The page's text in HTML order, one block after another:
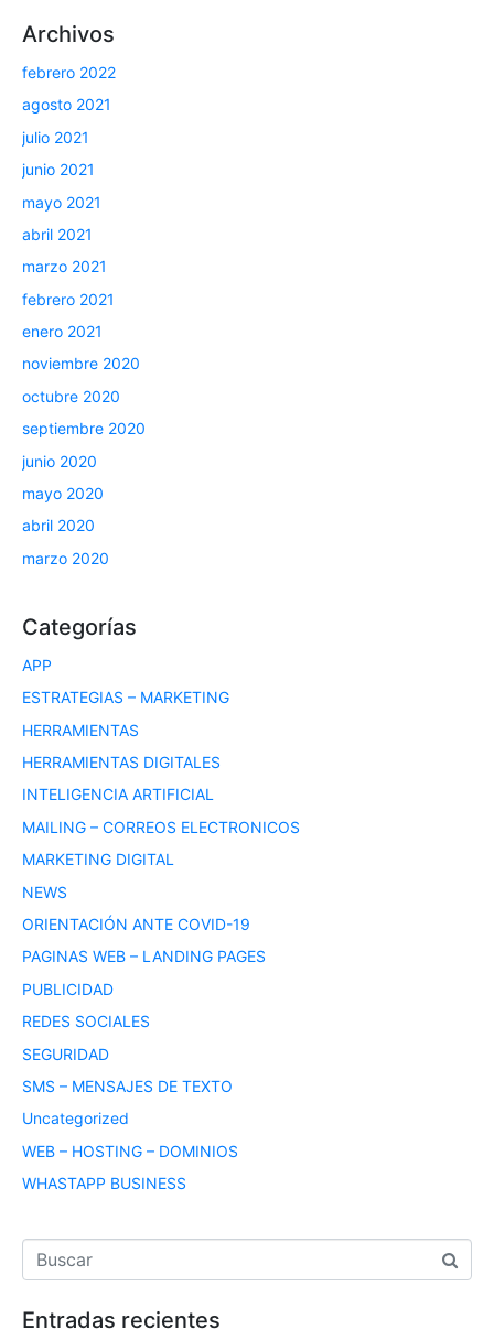
Archivos
febrero 2022
agosto 2021
julio 2021
junio 2021
mayo 2021
abril 2021
marzo 2021
febrero 2021
enero 2021
noviembre 2020
octubre 2020
septiembre 2020
junio 2020
mayo 2020
abril 2020
marzo 2020
Categorías
APP
ESTRATEGIAS – MARKETING
HERRAMIENTAS
HERRAMIENTAS DIGITALES
INTELIGENCIA ARTIFICIAL
MAILING – CORREOS ELECTRONICOS
MARKETING DIGITAL
NEWS
ORIENTACIÓN ANTE COVID-19
PAGINAS WEB – LANDING PAGES
PUBLICIDAD
REDES SOCIALES
SEGURIDAD
SMS – MENSAJES DE TEXTO
Uncategorized
WEB – HOSTING – DOMINIOS
WHASTAPP BUSINESS
Entradas recientes